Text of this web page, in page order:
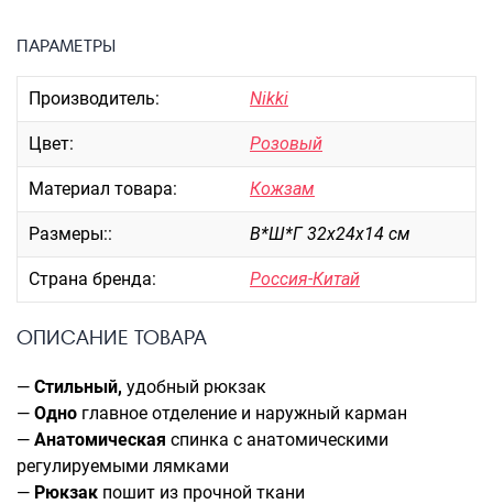
ЧЕХЛЫ ДЛЯ ЧЕМОДАНОВ
Мешки для обуви
Пеналы для школы
Новинки
Чемоданы оптом
Чемоданы на колесах
Пилоты на колесах
Рюкзаки детские для детских
чемоданов
Бьюти-кейсы
ПАРАМЕТРЫ
Производитель: Nikki
Цвет: Розовый
Материал товара: Кожзам
Размеры:: В*Ш*Г 32х24х14 см
Страна бренда: Россия-Китай
ОПИСАНИЕ ТОВАРА
— Стильный, удобный рюкзак
— Одно главное отделение и наружный карман
— Анатомическая спинка с анатомическими
регулируемыми лямками
— Рюкзак пошит из прочной ткани